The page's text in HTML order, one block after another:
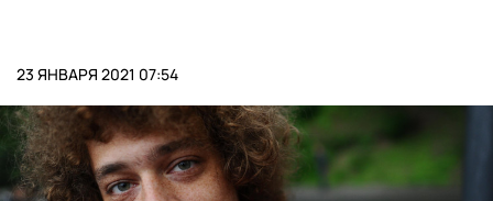
23 ЯНВАРЯ 2021 07:54